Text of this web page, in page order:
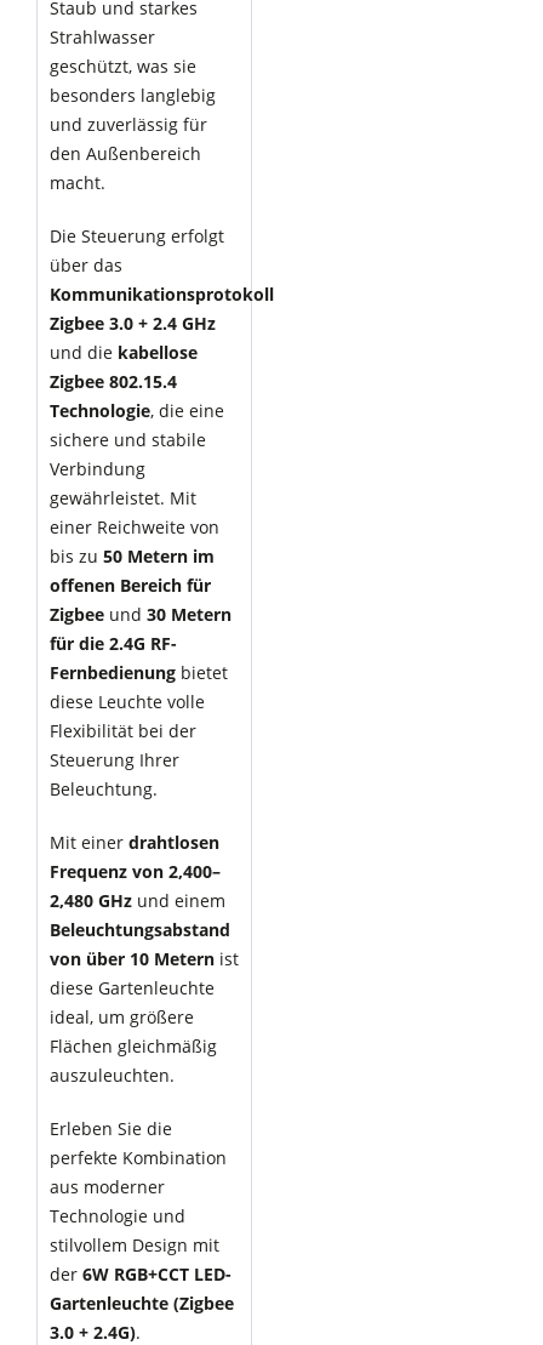
Staub und starkes
Strahlwasser
geschützt, was sie
besonders langlebig
und zuverlässig für
den Außenbereich
macht.
Die Steuerung erfolgt
über das
Kommunikationsprotokoll
Zigbee 3.0 + 2.4 GHz
und die kabellose
Zigbee 802.15.4
Technologie, die eine
sichere und stabile
Verbindung
gewährleistet. Mit
einer Reichweite von
bis zu 50 Metern im
offenen Bereich für
Zigbee und 30 Metern
für die 2.4G RF-
Fernbedienung bietet
diese Leuchte volle
Flexibilität bei der
Steuerung Ihrer
Beleuchtung.
Mit einer drahtlosen
Frequenz von 2,400–
2,480 GHz und einem
Beleuchtungsabstand
von über 10 Metern ist
diese Gartenleuchte
ideal, um größere
Flächen gleichmäßig
auszuleuchten.
Erleben Sie die
perfekte Kombination
aus moderner
Technologie und
stilvollem Design mit
der 6W RGB+CCT LED-
Gartenleuchte (Zigbee
3.0 + 2.4G).